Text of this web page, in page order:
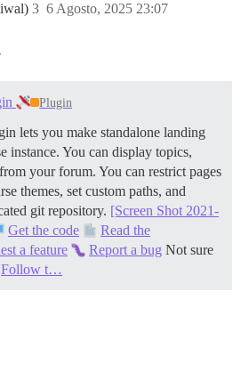
6 Agosto, 2025 23:07
3
Plugin
lets you make standalone landing
instance. You can display topics,
your forum. You can restrict pages
themes, set custom paths, and
git repository. [Screen Shot 2021-
Get the code
Read the
a feature Report a bug Not sure
Follow t…